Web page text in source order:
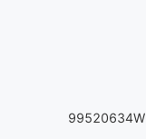
99520634W